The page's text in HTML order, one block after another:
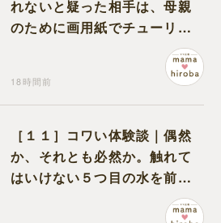
れないと疑った相手は、母親
のために画用紙でチューリッ
プを作っていただけだった
18時間前
［１１］コワい体験談｜偶然
か、それとも必然か。触れて
はいけない５つ目の水を前に